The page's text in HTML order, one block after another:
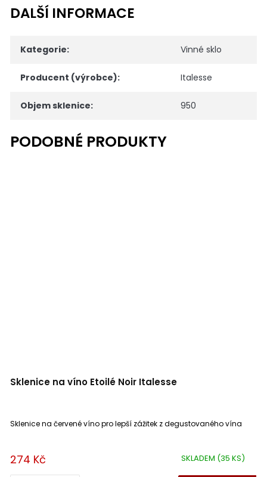
DALŠÍ INFORMACE
Kategorie: Vinné sklo
Producent (výrobce): Italesse
Objem sklenice: 950
Sklenice na víno Etoilé Noir Italesse
SKLADEM (35 KS)
274 Kč
Sklenice na červené víno pro lepší zážitek z degustovaného vína